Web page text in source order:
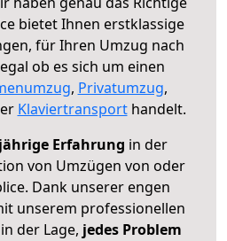
bietet Ihnen erstklassige
für Ihren Umzug nach
ob es sich um einen
, Privatumzug,
Klaviertransporthandelt.
Erfahrung in der
von Umzügen von oder
Dank unserer engen
unserem professionellen
der Lage, jedes Problem